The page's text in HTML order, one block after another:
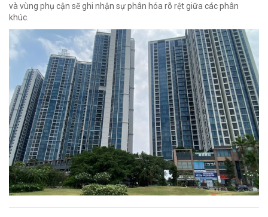
và vùng phụ cận sẽ ghi nhận sự phân hóa rõ rệt giữa các phân
khúc.